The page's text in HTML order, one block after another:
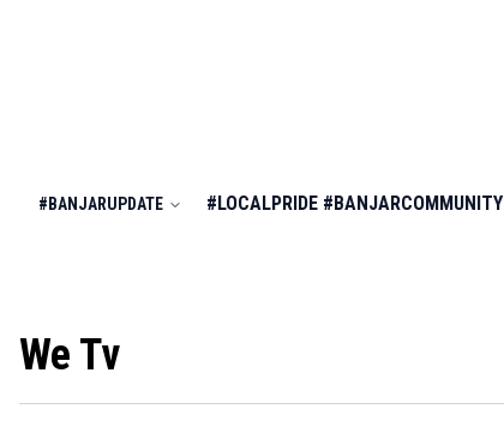
#BANJARUPDATE #LOCALPRIDE #BANJARCOMMUNITY
We Tv